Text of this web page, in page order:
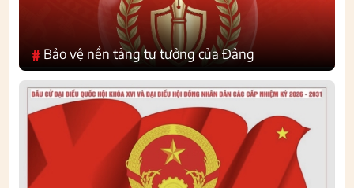
# Bảo vệ nền tảng tư tưởng của Đảng